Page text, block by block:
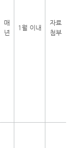
매
년
1월 이내
자료
첨부